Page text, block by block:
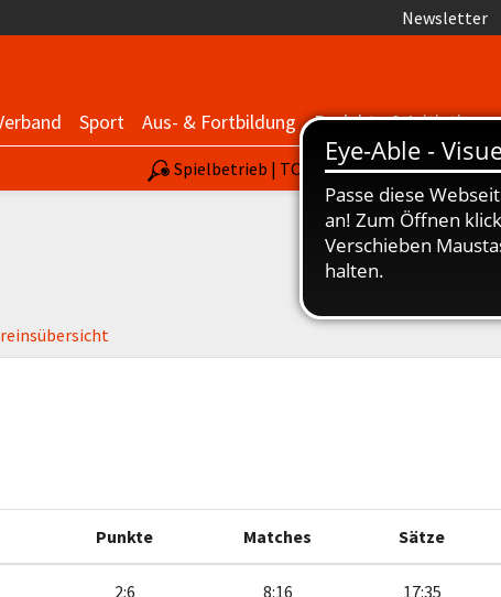
Newsletter
Sport Aus- & Fortbildung Projekte & Initiativen
Spielbetrieb | TORP nuScore
Punkte Matches Sätze
2:6 8:16 17:35